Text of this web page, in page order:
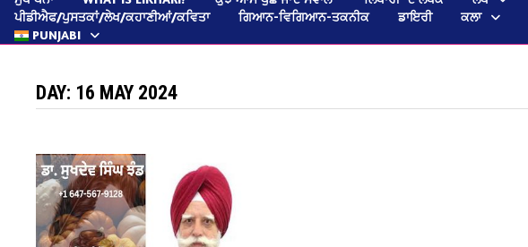
ਪੀਡੀਐਫ/ਪੁਸਤਕਾਂ/ਲੇਖ/ਕਹਾਣੀਆਂ/ਕਵਿਤਾ
ਗਿਆਨ-ਵਿਗਿਆਨ-ਤਕਨੀਕ ਡਾਇਰੀ ਕਲਾ
PUNJABI
DAY: 16 MAY 2024